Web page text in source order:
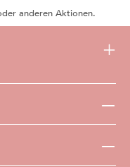
anderen Aktionen.